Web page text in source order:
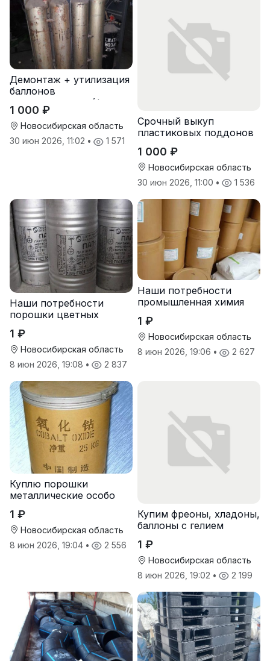
Демонтаж + утилизация
баллонов
пожаротушения (фреон,
хладон) с истекшим
сроком
1 000 ₽
Новосибирская область
30 июн 2026, 11:02 • 1 571
Срочный выкуп
пластиковых поддонов
Новосибирске
1 000 ₽
Новосибирская область
30 июн 2026, 11:00 • 1 536
Наши потребности
порошки цветных
1 ₽
Новосибирская область
8 июн 2026, 19:08 • 2 837
Наши потребности
промышленная химия
1 ₽
Новосибирская область
8 июн 2026, 19:06 • 2 627
Куплю порошки
металлические особо
1 ₽
Новосибирская область
8 июн 2026, 19:04 • 2 556
Купим фреоны, хладоны,
баллоны с гелием
1 ₽
Новосибирская область
8 июн 2026, 19:02 • 2 199